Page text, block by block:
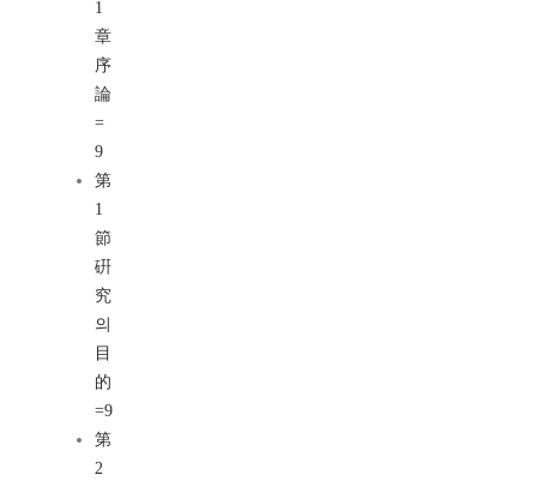
1
章
序
論
=
9
第
1
節
硏
究
의
目
的
=9
第
2